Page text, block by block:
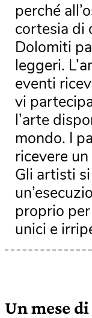
perché
cortesia di
Dolomiti
leggeri.
eventi
vi
l’arte
mondo. I
ricevere
Gli artisti
proprio
unici e
Un mese